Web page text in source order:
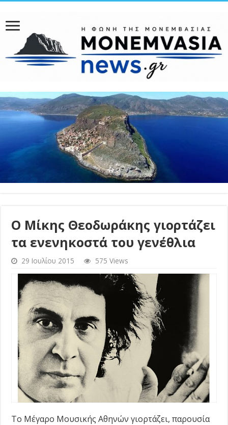
Ο Μίκης Θεοδωράκης γιορτάζει
τα ενενηκοστά του γενέθλια
29 Ιουλίου 2015 575 Views
To Μέγαρο Μουσικής Αθηνών γιορτάζει, παρουσία